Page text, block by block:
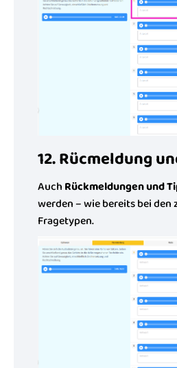
12. Rücmeldung
Auch Rückmeldungen und
werden – wie bereits bei den
Fragetypen.